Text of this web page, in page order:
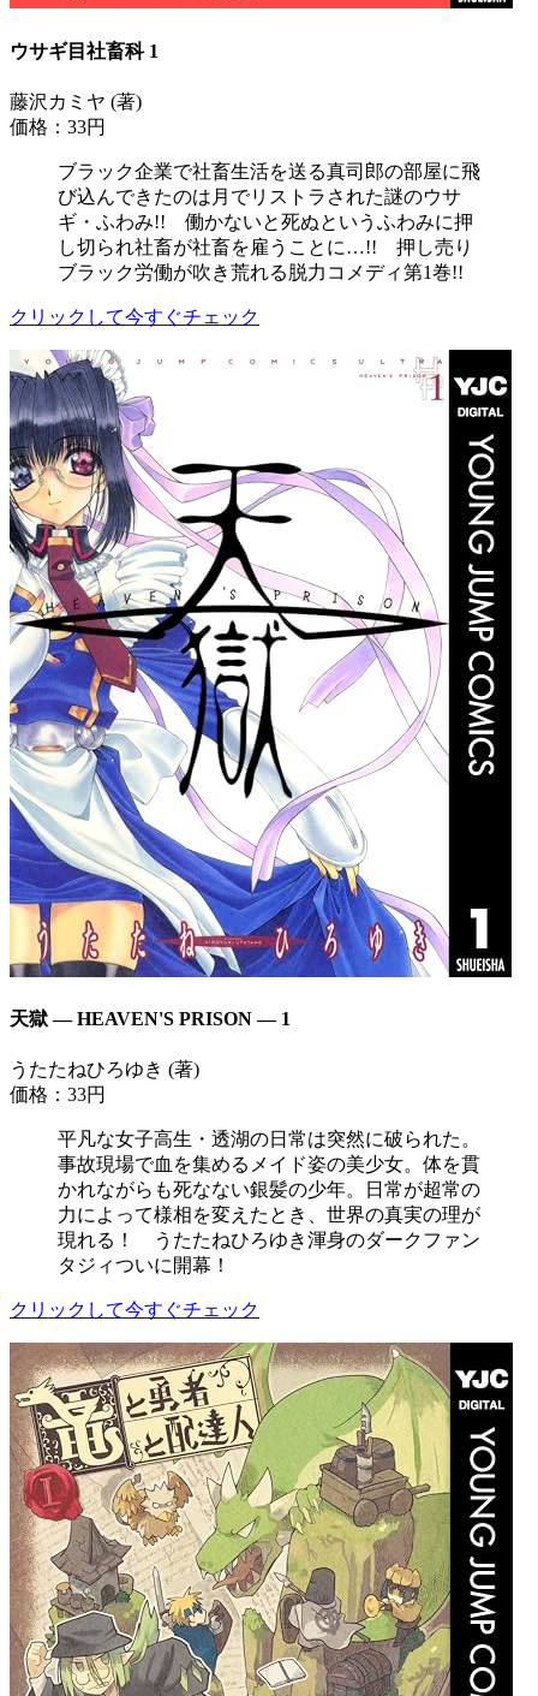
ウサギ目社畜科 1
藤沢カミヤ (著)
価格：33円
ブラック企業で社畜生活を送る真司郎の部屋に飛
び込んできたのは月でリストラされた謎のウサ
ギ・ふわみ!! 働かないと死ぬというふわみに押
し切られ社畜が社畜を雇うことに…!! 押し売り
ブラック労働が吹き荒れる脱力コメディ第1巻!!
クリックして今すぐチェック
天獄 ― HEAVEN'S PRISON ― 1
うたたねひろゆき (著)
価格：33円
平凡な女子高生・透湖の日常は突然に破られた。
事故現場で血を集めるメイド姿の美少女。体を貫
かれながらも死なない銀髪の少年。日常が超常の
力によって様相を変えたとき、世界の真実の理が
現れる！ うたたねひろゆき渾身のダークファン
タジィついに開幕！
クリックして今すぐチェック